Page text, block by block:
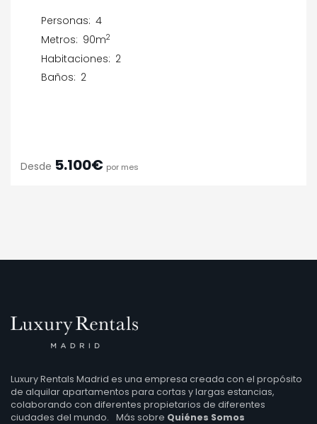
Personas: 4
Metros: 90m2
Habitaciones: 2
Baños: 2
Desde 5.100€ por mes
Luxury Rentals Madrid es una empresa creada con el propósito
de alquilar apartamentos para cortas y largas estancias,
colaborando con diferentes propietarios de diferentes
ciudades del mundo.
Más sobre Quiénes Somos